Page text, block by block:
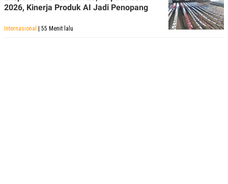
2026, Kinerja Produk AI Jadi Penopang
Internasional | 55 Menit lalu